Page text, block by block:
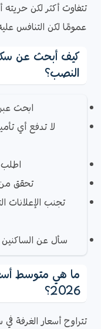
تتفاوت أكثر لكن
عمومًا لكن التنافس
كيف أبحث عن
النصب؟
ابحث
لا تدفع أي
اطلب
تحقق
تجنب الإعلانات
سأل عن
ما هي متوسط
2026؟